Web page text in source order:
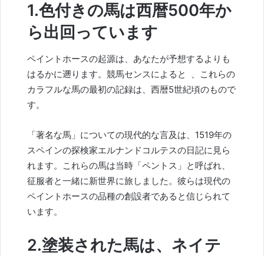
1.色付きの馬は西暦500年か
ら出回っています
ペイントホースの起源は、あなたが予想するよりも
はるかに遡ります。 競馬センスに よると
、これらの
カラフルな馬の最初の記録は、西暦5世紀頃のもので
す。
「著名な馬」についての現代的な言及は、1519年の
スペインの探検家エルナンドコルテスの日記に見ら
れます。これらの馬は当時「ペントス」と呼ばれ、
征服者と一緒に新世界に旅しました。彼らは現代の
ペイントホースの品種の創設者であると信じられて
います。
2.塗装された馬は、ネイテ